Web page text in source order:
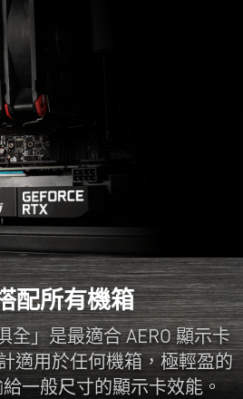
配所有機箱
全」是最適合 AERO 顯示卡
適用於任何機箱，極輕盈的
一般尺寸的顯示卡效能。